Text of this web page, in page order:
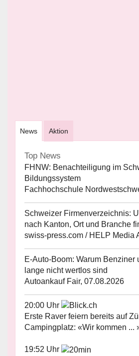
News Aktion
Top News
FHNW: Benachteiligung im
Bildungssystem
Fachhochschule
Schweizer Firmenverzeichnis:
nach Kanton, Ort und Branche
swiss-press.com / HELP Media
E-Auto-Boom: Warum Benziner
lange nicht wertlos sind
Autoankauf Fair, 07.08.2026
20:00 Uhr
Erste Raver feiern bereits auf
Campingplatz: «Wir kommen ...
19:52 Uhr